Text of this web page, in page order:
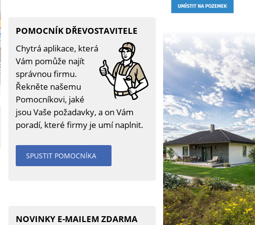
POMOCNÍK DŘEVOSTAVITELE
Chytrá aplikace, která
Vám pomůže najít
správnou firmu.
Řekněte našemu
Pomocníkovi, jaké
jsou Vaše požadavky, a on Vám
poradí, které firmy je umí naplnit.
SPUSTIT POMOCNÍKA
NOVINKY E-MAILEM ZDARMA